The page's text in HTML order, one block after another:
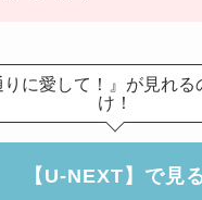
りに愛して！』が見れ
け！
【U-NEXT】で見